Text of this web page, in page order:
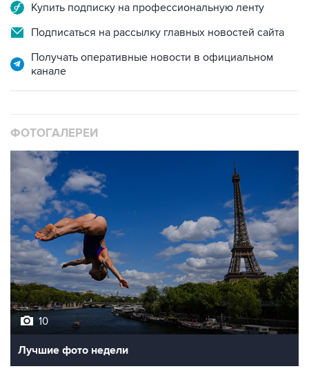
Купить подписку на профессиональную ленту
Подписаться на рассылку главных новостей сайта
Получать оперативные новости в официальном
канале
ФОТОГАЛЕРЕИ
10
Лучшие фото недели